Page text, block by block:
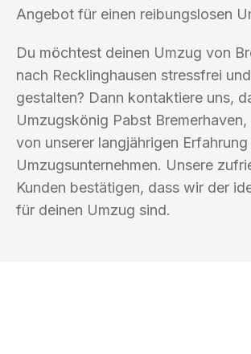
Angebot für einen reibungslosen
Du möchtest deinen Umzug von
nach Recklinghausen stressfrei
gestalten? Dann kontaktiere uns,
Umzugskönig Pabst
von unserer langjährigen Erfahrung
Umzugsunternehmen. Unsere
Kunden bestätigen, dass wir der
für deinen Umzug sind.